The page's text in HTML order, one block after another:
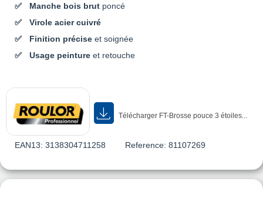
Manche bois brut poncé
Virole acier cuivré
Finition précise et soignée
Usage peinture et retouche
Télécharger FT-Brosse pouce 3 étoiles...
EAN13: 3138304711258 Reference: 81107269